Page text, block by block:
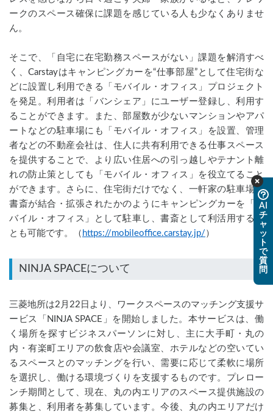
ークのスペース確保に課題を感じている人も少なくありませ
ん。
そこで、「自宅に在宅勤務スペースがない」課題を解消すべ
く、Carstayはキャンピングカーを“仕事部屋”として住宅街な
どに設置し利用できる「モバイル・オフィス」プロジェクト
を発足。利用者は「バンシェア」にユーザー登録し、利用す
ることができます。また、部屋数が少ないマンションやアパ
ートなどの駐車場にも「モバイル・オフィス」を設置、管理
者などの不動産会社は、住人に共有利用できる仕事スペース
を提供することで、より広い住居への引っ越しやテナント離
れの防止策としても「モバイル・オフィス」を役立てること
ができます。さらに、住宅街だけでなく、一軒家の駐車場に
書斎が結合・拡張されたかのようにキャンピングカーを「モ
バイル・オフィス」として駐車し、書斎として利活用するこ
とも可能です。（ https://mobileoffice.carstay.jp/ ）
三菱地所は2月22日より、ワークスペースのマッチング支援サ
ービス「NINJA SPACE」を開始しました。本サービスは、働
く場所を探すビジネスパーソンに対し、主に大手町・丸の
内・有楽町エリアの飲食店や会議室、ホテルなどの空いてい
るスペースとのマッチングを行い、需要に応じて柔軟に場所
を選択し、働ける環境づくりを支援するものです。プレロー
ンチ期間として、現在、丸の内エリアのスペース提供施設の
募集と、利用者を募集しています。今後、丸の内エリアだけ
AI
チ
ャ
ッ
ト
で
質
問